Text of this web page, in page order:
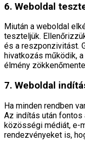
6. Weboldal
Miután a weboldal
teszteljük.
és a reszponzivitást.
hivatkozás működik,
élmény
7. Weboldal
Ha minden rendben
Az indítás után fontos
közösségi médiát, e-
rendezvényeket is,